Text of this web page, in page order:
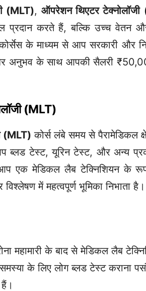
(MLT),ऑपरेशन थिएटर
प्रदान करते हैं, बल्कि उच्च वेतन
के माध्यम से आप सरकारी और
अनुभव के साथ आपकी सैलरी
(MLT)
(MLT) कोर्स लंबे समय से पैरामेडिकल
ब्लड टेस्ट, यूरिन टेस्ट, और अन्य
एक मेडिकल लैब टेक्निशियन के
में महत्वपूर्ण भूमिका निभाता है।
महामारी के बाद से मेडिकल लैब
समस्या के लिए लोग ब्लड टेस्ट कराना